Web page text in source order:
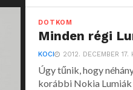
DOTKOM
Minden régi
KOCI 2012. DECEMBER 17.
Úgy tűnik, hogy
korábbi Nokia